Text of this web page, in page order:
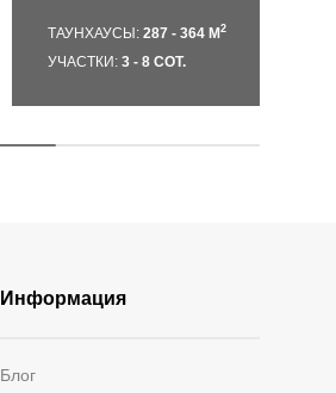
ТАУНХАУСЫ: 287 - 364 М 2
УЧАСТКИ: 3 - 8 СОТ.
Информация
Блог